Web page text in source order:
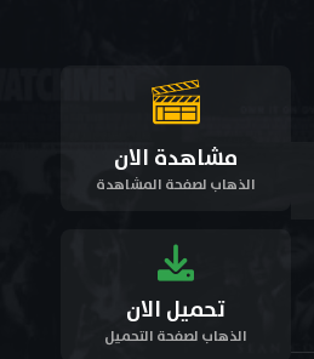
مشاهدة الان
الذهاب لصفحة المشاهدة
تحميل الان
الذهاب لصفحة التحميل